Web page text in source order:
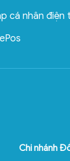
cá nhân điện
Chi nhánh